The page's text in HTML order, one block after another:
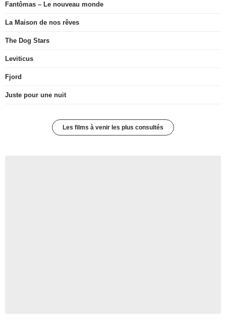
Fantômas – Le nouveau monde
La Maison de nos rêves
The Dog Stars
Leviticus
Fjord
Juste pour une nuit
Les films à venir les plus consultés